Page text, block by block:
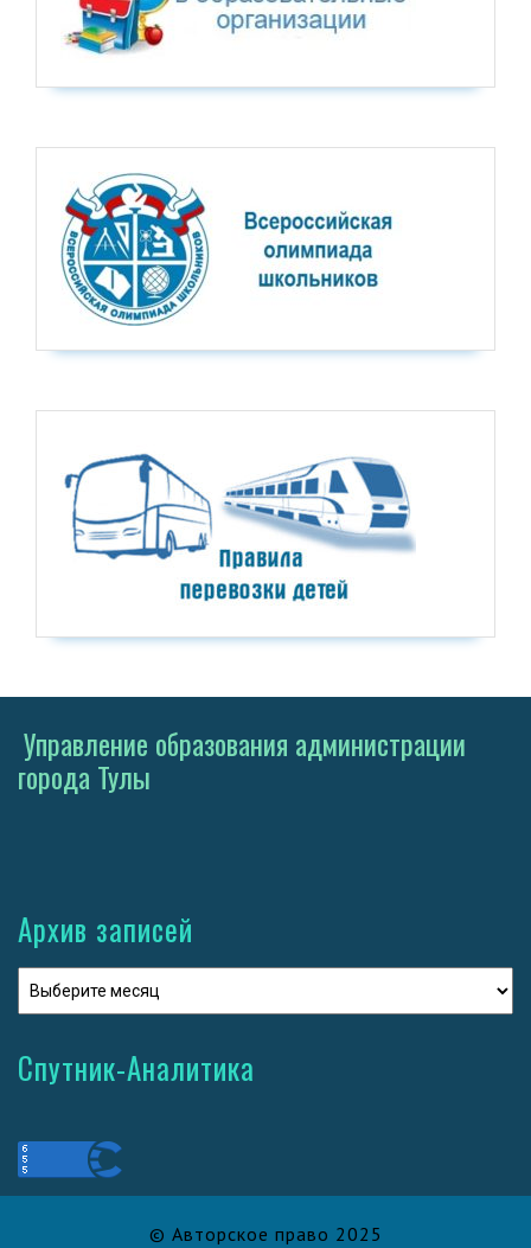
Управление образования администрации
города Тулы
Архив записей
Спутник-Аналитика
© Авторское право 2025